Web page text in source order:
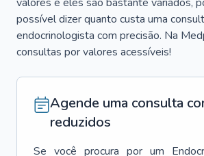
possível dizer quanto custa uma
endocrinologista com precisão. Na
consultas por valores acessíveis!
Agende uma consulta
reduzidos
Se você procura por um